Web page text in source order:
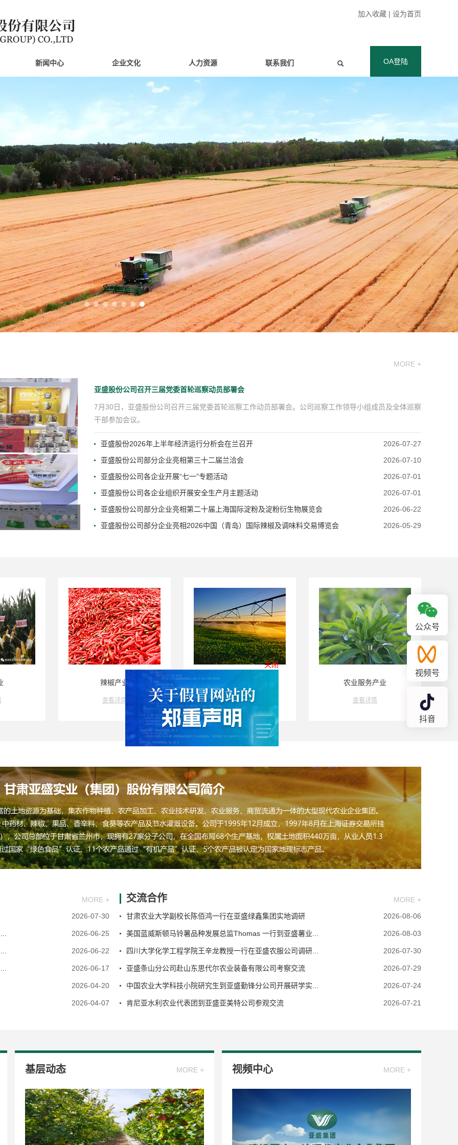
新闻中心 企业文化 人力资源 联系我们 OA登陆
加入收藏 | 设为首页
MORE +
亚盛股份公司召开三届党委首轮巡察动员部署会
7月30日，亚盛股份公司召开三届党委首轮巡察工作动员部署会。公司巡察工作领导小组成员及全体巡察
干部参加会议。
亚盛股份2026年上半年经济运行分析会在兰召开
2026-07-27
亚盛股份公司部分企业亮相第三十二届兰洽会
2026-07-10
亚盛股份公司各企业开展“七一”专题活动
2026-07-01
亚盛股份公司各企业组织开展安全生产月主题活动
2026-07-01
亚盛股份公司部分企业亮相第二十届上海国际淀粉及淀粉衍生物展览会
2026-06-22
亚盛股份公司部分企业亮相2026中国（青岛）国际辣椒及调味料交易博览会
2026-05-29
节水灌溉产业
查看详情 查看详情
香辛料产业
查看详情
MORE +
2026-07-30
2026-06-25
2026-06-22
2026-06-17
2026-04-20
2026-04-07
交流合作
MORE +
甘肃农业大学副校长陈佰鸿一行在亚盛绿鑫集团实地调研
2026-08-06
美国蓝威斯顿马铃薯品种发展总监Thomas 一行到亚盛薯业... 2026-08-03
四川大学化学工程学院王辛龙教授一行在亚盛农服公司调研... 2026-07-30
亚盛条山分公司赴山东思代尔农业装备有限公司考察交流 2026-07-29
中国农业大学科技小院研究生到亚盛勤锋分公司开展研学实... 2026-07-24
肯尼亚水利农业代表团到亚盛亚美特公司参观交流 2026-07-21
基层动态 MORE + 视频中心 MORE +
公众号
视频号
抖音